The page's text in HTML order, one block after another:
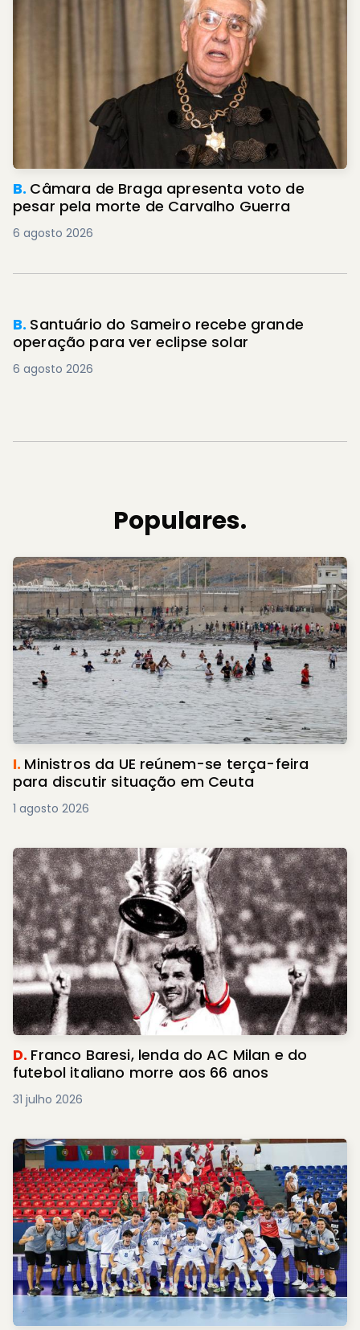
B. Câmara de Braga apresenta voto de
pesar pela morte de Carvalho Guerra
6 agosto 2026
B. Santuário do Sameiro recebe grande
operação para ver eclipse solar
6 agosto 2026
Populares.
I. Ministros da UE reúnem-se terça-feira
para discutir situação em Ceuta
1 agosto 2026
D. Franco Baresi, lenda do AC Milan e do
futebol italiano morre aos 66 anos
31 julho 2026